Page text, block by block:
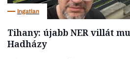
Ingatlan
Tihany: újabb NER villát
Hadházy